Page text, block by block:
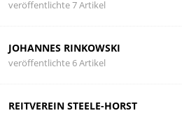
veröffentlichte 7 Artikel
JOHANNES RINKOWSKI
veröffentlichte 6 Artikel
REITVEREIN STEELE-HORST